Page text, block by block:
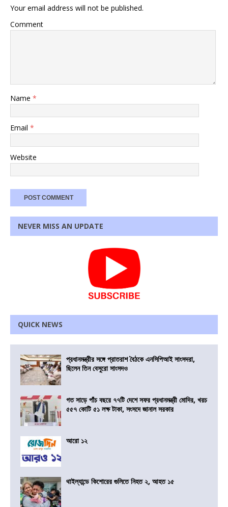
Your email address will not be published.
Comment
Name *
Email *
Website
NEVER MISS AN UPDATE
QUICK NEWS
প্রধানমন্ত্রীর সঙ্গে প্রাতরাশ বৈঠকে এনসিপিআই সাংসদরা,
ছিলেন তিন বেসুরো সাংসদও
গত সাড়ে পাঁচ বছরে ৭৭টি দেশে সফর প্রধানমন্ত্রী মোদির, খরচ
৫৫৭ কোটি ৫১ লক্ষ টাকা, সংসদে জানাল সরকার
আরো ১২
থাইল্যান্ডে কিশোরের গুলিতে নিহত ২, আহত ১৫